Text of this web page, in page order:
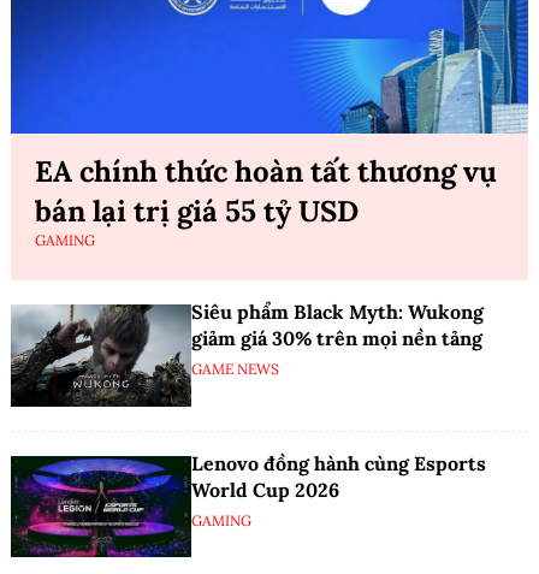
EA chính thức hoàn tất thương vụ
bán lại trị giá 55 tỷ USD
GAMING
Siêu phẩm Black Myth: Wukong
giảm giá 30% trên mọi nền tảng
GAME NEWS
Lenovo đồng hành cùng Esports
World Cup 2026
GAMING